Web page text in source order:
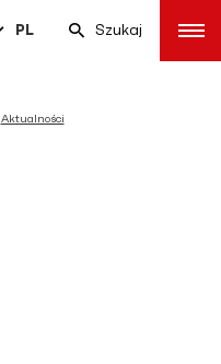
PL Szukaj
Aktualności